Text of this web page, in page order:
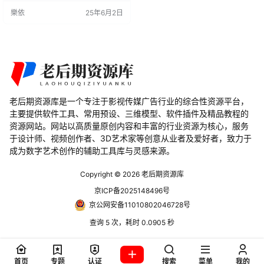
工具（Support）。适用于各种项
樂依 25年6月2日
老后期资源库是一个专注于影视传媒广告行业的综合性资源平台，
主要提供软件工具、常用预设、三维模型、软件插件及精品教程的
资源网站。网站以高质量原创内容和丰富的行业资源为核心，服务
于设计师、视频创作者、3D艺术家等创意从业者及爱好者，致力于
成为数字艺术创作的辅助工具库与灵感来源。
Copyright © 2026 老后期资源库
京ICP备2025148496号
京公网安备11010802046728号
查询 5 次，耗时 0.0905 秒
首页 专题 认证 搜索 菜单 我的